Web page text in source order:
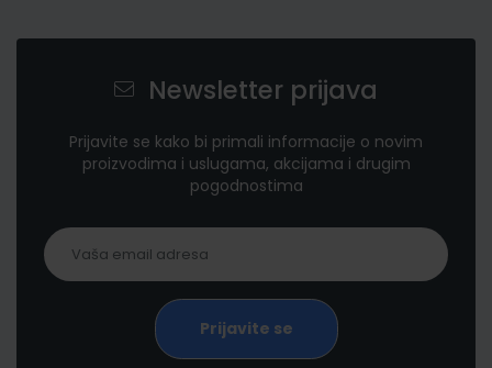
Newsletter prijava
Prijavite se kako bi primali informacije o novim
proizvodima i uslugama, akcijama i drugim
pogodnostima